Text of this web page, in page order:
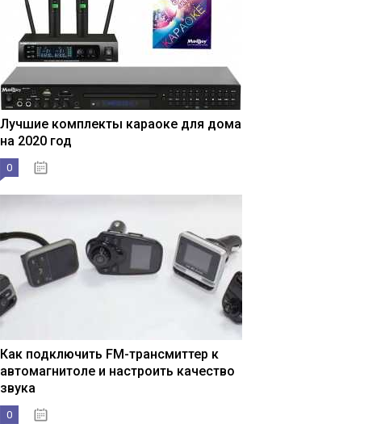
Лучшие комплекты караоке для дома
на 2020 год
0
Как подключить FM-трансмиттер к
автомагнитоле и настроить качество
звука
0